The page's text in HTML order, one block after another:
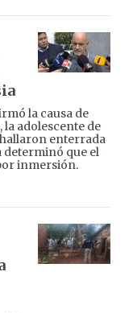
la causa de
, la adolescente de
hallaron enterrada
determinó que el
inmersión.